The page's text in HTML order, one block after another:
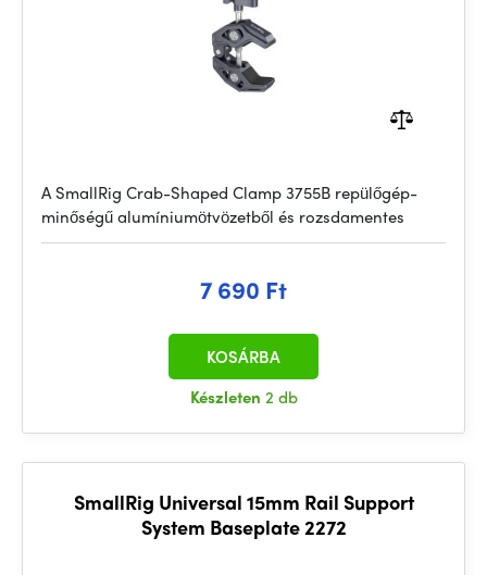
A SmallRig Crab-Shaped Clamp 3755B repülőgép-
minőségű alumíniumötvözetből és rozsdamentes
7 690 Ft
Készleten 2 db
KOSÁRBA
SmallRig Universal 15mm Rail Support
System Baseplate 2272